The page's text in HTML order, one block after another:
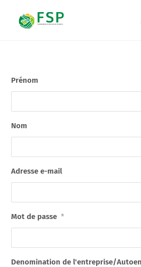
Prénom
Nom
Adresse e-mail
Mot de passe *
Denomination de l'entreprise/